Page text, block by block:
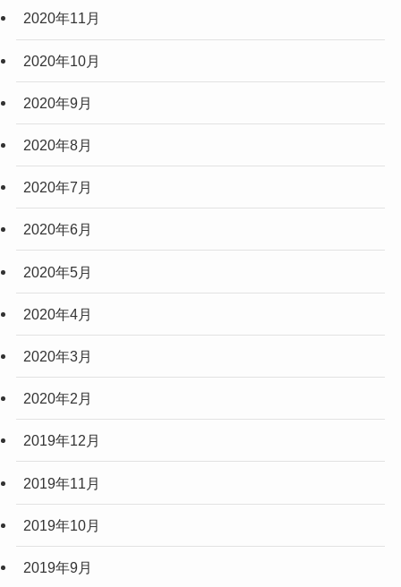
2020年11月
2020年10月
2020年9月
2020年8月
2020年7月
2020年6月
2020年5月
2020年4月
2020年3月
2020年2月
2019年12月
2019年11月
2019年10月
2019年9月